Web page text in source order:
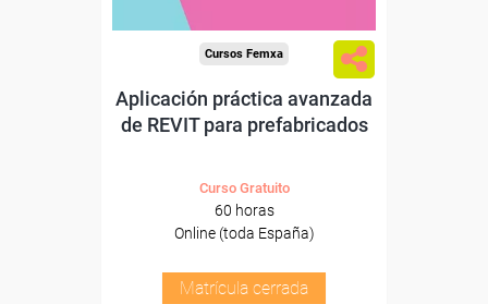
Cursos Femxa
Aplicación práctica avanzada
de REVIT para prefabricados
Curso Gratuito
60 horas
Online (toda España)
Matrícula cerrada